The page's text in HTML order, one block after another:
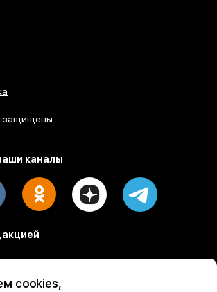
защищены
каналы
Dzen
Email
cookies,